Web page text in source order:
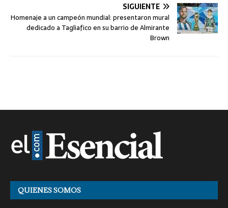
SIGUIENTE
Homenaje a un campeón mundial: presentaron mural
dedicado a Tagliafico en su barrio de Almirante
Brown
QUIENES SOMOS